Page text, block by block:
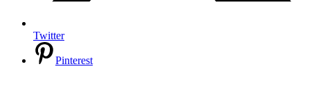
Twitter
Pinterest